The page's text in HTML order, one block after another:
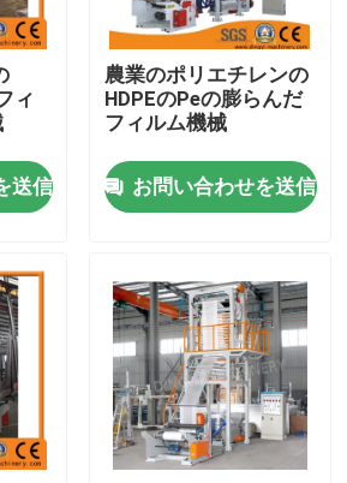
い
だ機械
フィルム機械
ィルム機械
ィ
送信
農業のポリエチレンの
HDPEのPeの膨らんだ
フィルム機械
お問い合わせを送信